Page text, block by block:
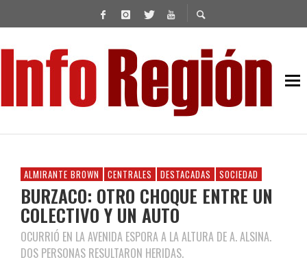
ALMIRANTE BROWN CENTRALES DESTACADAS SOCIEDAD
BURZACO: OTRO CHOQUE ENTRE UN
COLECTIVO Y UN AUTO
OCURRIÓ EN LA AVENIDA ESPORA A LA ALTURA DE A. ALSINA.
DOS PERSONAS RESULTARON HERIDAS.